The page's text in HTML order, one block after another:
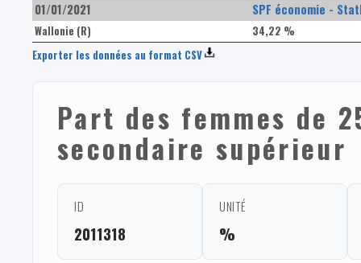
01/01/2021 SPF économie -
Wallonie (R)
34,22 %
Exporter les données au format CSV
Part des femmes de
secondaire supérieur
ID
2011318
UNITÉ
%